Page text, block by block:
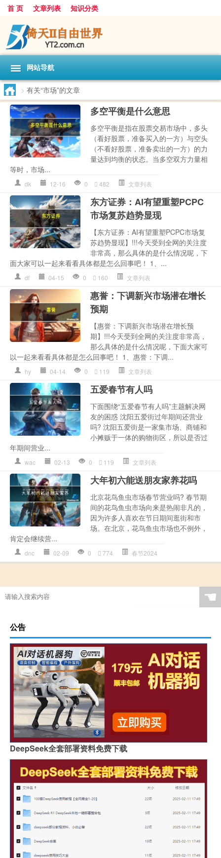
首 页 文章列表 知识分类
网站导航
> 有关“市场”的文章
多空平衡是什么意思
多空平衡是指在股票交易市场中，多头
（看好股票，准备买入的一方）与空头
（不看好股票，准备卖出的一方）的力
量达到均衡的状态。当多空双方力量相
等时，市场...
dk 12-16 0 482 文章列表
东方证券：AI有望重塑PCPC
市场复苏趋势显现
【东方证券：AI有望重塑PCPC市场复
苏趋势显现】!!!今天受到全网的关注度
非常高，那么具体的是什么情况呢，下
面大家可以一起来看看具体都是怎么回事吧！ 1、...
df 04-15 0 160 文章列表
惠誉：下调新兴市场潜在增长
预期
【惠誉：下调新兴市场潜在增长预
期】!!!今天受到全网的关注度非常高，
那么具体的是什么情况呢，下面大家可
以一起来看看具体都是怎么回事吧！ 1、惠誉：下调...
hy 04-14 0 119 文章列表
五爱春节有人吗
下面围绕“五爱春节有人吗”主题解决网
友的困惑 沈阳五爱街过年期间还营业
吗? 沈阳五爱街是一家集市场、商铺和
小摊贩于一体的购物街区，所以是否过
年期间营业...
wac 02-13 0 119 文章列表
大年初六能送朋友家养花吗
北京花鸟鱼虫市场春节营业吗? 春节期
间的花鸟鱼虫市场向来是热闹非凡的，
因为许多人喜欢在节日期间逛街和市
场。在北京，花鸟鱼虫市场也不例外，
肯定会继续营...
dnc 02-09 0 774 春节2024
☚
公告
DeepSeek全套部署资料免费下载